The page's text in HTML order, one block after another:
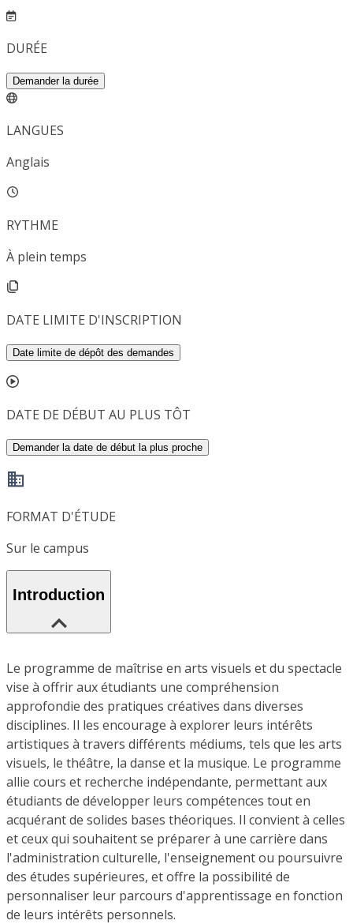
DURÉE
Demander la durée
LANGUES
Anglais
RYTHME
À plein temps
DATE LIMITE D'INSCRIPTION
Date limite de dépôt des demandes
DATE DE DÉBUT AU PLUS TÔT
Demander la date de début la plus proche
FORMAT D'ÉTUDE
Sur le campus
Introduction
Le programme de maîtrise en arts visuels et du spectacle
vise à offrir aux étudiants une compréhension
approfondie des pratiques créatives dans diverses
disciplines. Il les encourage à explorer leurs intérêts
artistiques à travers différents médiums, tels que les arts
visuels, le théâtre, la danse et la musique. Le programme
allie cours et recherche indépendante, permettant aux
étudiants de développer leurs compétences tout en
acquérant de solides bases théoriques. Il convient à celles
et ceux qui souhaitent se préparer à une carrière dans
l'administration culturelle, l'enseignement ou poursuivre
des études supérieures, et offre la possibilité de
personnaliser leur parcours d'apprentissage en fonction
de leurs intérêts personnels.